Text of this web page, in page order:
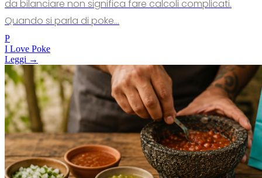
da bilanciare non significa fare calcoli complicati.
Quando si parla di poke...
P
I Love Poke
Leggi →